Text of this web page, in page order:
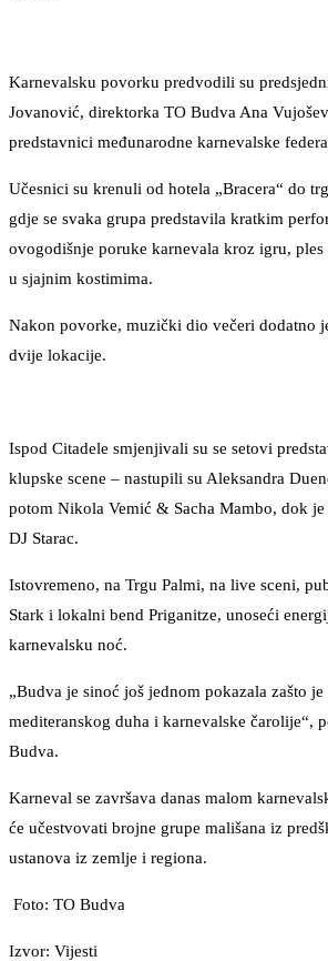
Karnevalsku povorku predvodili su
Jovanović, direktorka TO Budva Ana
predstavnici međunarodne karnevalske
Učesnici su krenuli od hotela „Bracera“ do
gdje se svaka grupa predstavila kratkim
ovogodišnje poruke karnevala kroz igru,
u sjajnim kostimima.
Nakon povorke, muzički dio večeri dodatno
dvije lokacije.
Ispod Citadele smjenjivali su se setovi
klupske scene – nastupili su Aleksandra
potom Nikola Vemić & Sacha Mambo, dok
DJ Starac.
Istovremeno, na Trgu Palmi, na live sceni,
Stark i lokalni bend Priganitze, unoseći
karnevalsku noć.
„Budva je sinoć još jednom pokazala zašto je
mediteranskog duha i karnevalske čarolije“,
Budva.
Karneval se završava danas malom
će učestvovati brojne grupe mališana iz
ustanova iz zemlje i regiona.
Foto: TO Budva
Izvor: Vijesti